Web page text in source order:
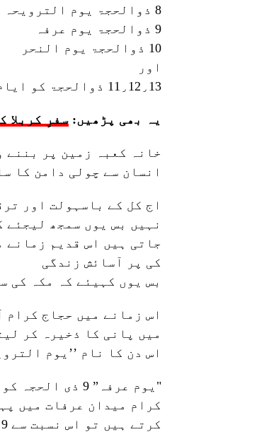
8 ذوالحجۃ یوم الترویحہ
9 ذوالحجۃ یوم عرفہ
10 ذوالحجۃ یوم النحر
اور
11٫12٫13 ذوالحجۃ کو ایام التشریق کہا جاتا ہے ۔
یہ بھی پڑھیں: سفرِ کربلا
خانہ کعبہ زمین پر بننے
انسان سے چولی دامن کا
اج کل کے باسہولت اور
نہیں بس یوں سمجھ
جاتی ہیں اس قدیم زمانے
کی پر آسائش زندگی
بس یوں کہیئے کہ مکہ کی
اس زمانے میں حجاج کرام
میں پانی کا ذخیرہ کر
اس دن کا نام ’’یوم
"یوم عرفہ” 9
کرام میدان عرفات میں
کرتے ہیں تو اس نسبت سے 9 ذوالحجہ کو "یومِ عرفہ” کہا جاتا ہے ۔